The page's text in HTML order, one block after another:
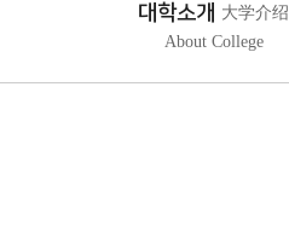
대학소개 大学介绍
About College